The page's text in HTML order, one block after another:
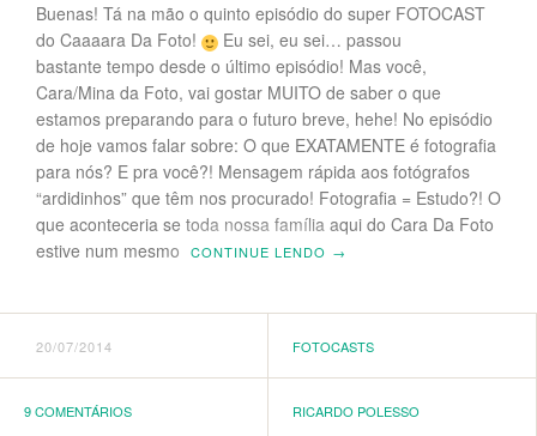
Buenas! Tá na mão o quinto episódio do super FOTOCAST
do Caaaara Da Foto!
Eu sei, eu sei… passou
bastante tempo desde o último episódio! Mas você,
Cara/Mina da Foto, vai gostar MUITO de saber o que
estamos preparando para o futuro breve, hehe! No episódio
de hoje vamos falar sobre: O que EXATAMENTE é fotografia
para nós? E pra você?! Mensagem rápida aos fotógrafos
“ardidinhos” que têm nos procurado! Fotografia = Estudo?! O
que aconteceria se toda nossa família aqui do Cara Da Foto
estive num mesmo
CONTINUE LENDO →
20/07/2014 FOTOCASTS
9 COMENTÁRIOS RICARDO POLESSO